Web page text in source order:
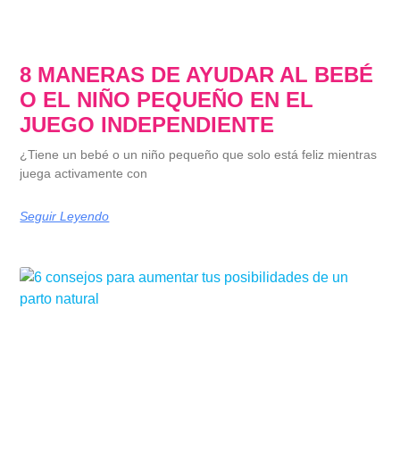
8 MANERAS DE AYUDAR AL BEBÉ
O EL NIÑO PEQUEÑO EN EL
JUEGO INDEPENDIENTE
¿Tiene un bebé o un niño pequeño que solo está feliz mientras
juega activamente con
Seguir Leyendo